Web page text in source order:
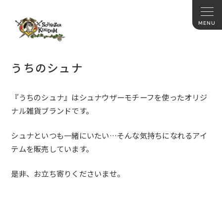
うちのシュナ
『うちのシュナ』はシュナウザーモチーフを使ったオリジ
ナル雑貨ブランドです。
シュナといつも一緒にいたい…そんな気持ちになれるアイ
テムを販売しています。
是非、お立ち寄りくださいませ。